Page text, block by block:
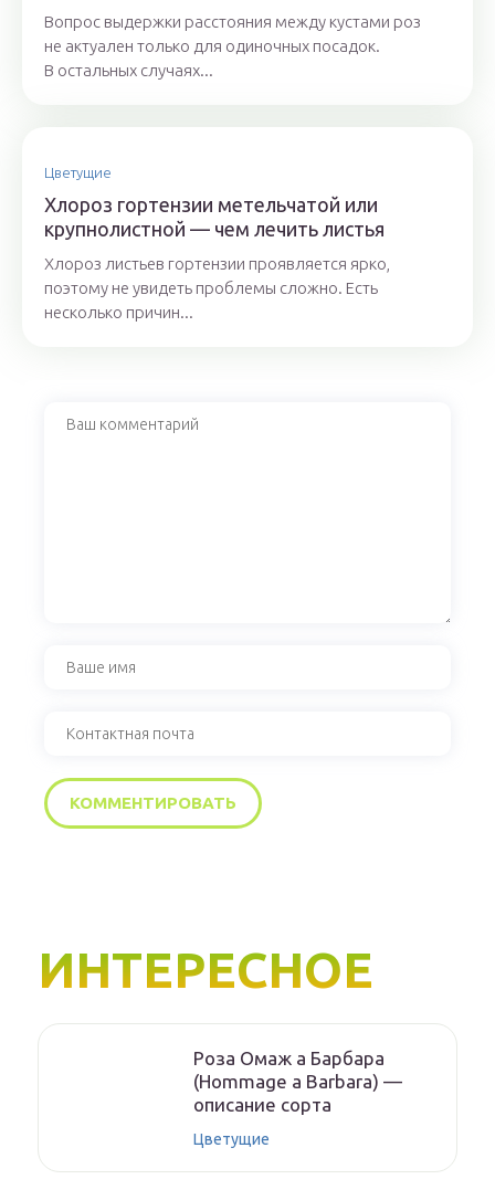
Вопрос выдержки расстояния между кустами роз
не актуален только для одиночных посадок.
В остальных случаях...
Цветущие
Хлороз гортензии метельчатой или
крупнолистной — чем лечить листья
Хлороз листьев гортензии проявляется ярко,
поэтому не увидеть проблемы сложно. Есть
несколько причин...
ИНТЕРЕСНОЕ
Роза Омаж а Барбара
(Hommage a Barbara) —
описание сорта
Цветущие